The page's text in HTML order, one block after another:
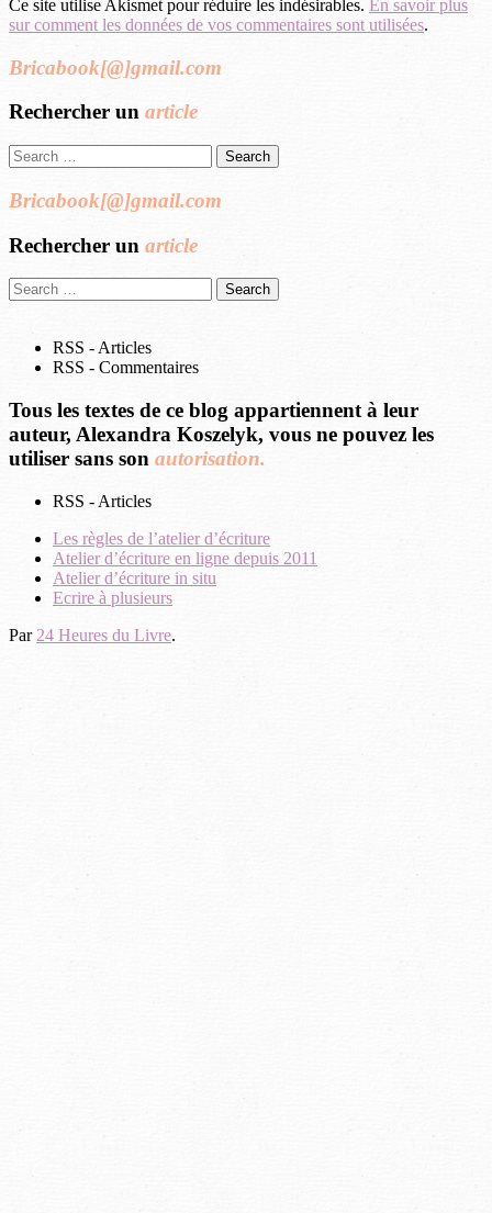
Ce site utilise Akismet pour réduire les indésirables. En savoir plus
sur comment les données de vos commentaires sont utilisées.
Bricabook[@]gmail.com
Rechercher un article
Search
for:
Bricabook[@]gmail.com
Rechercher un article
Search
for:
RSS - Articles
RSS - Commentaires
Tous les textes de ce blog appartiennent à leur
auteur, Alexandra Koszelyk, vous ne pouvez les
utiliser sans son autorisation.
RSS - Articles
Les règles de l’atelier d’écriture
Atelier d’écriture en ligne depuis 2011
Atelier d’écriture in situ
Ecrire à plusieurs
Par 24 Heures du Livre.